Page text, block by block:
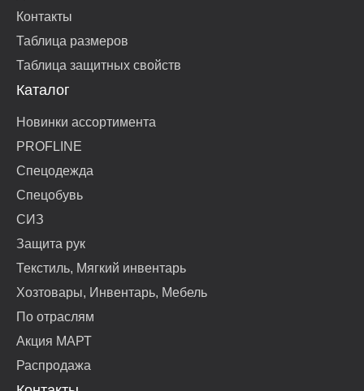
Контакты
Таблица размеров
Таблица защитных свойств
Каталог
Новинки ассортимента
PROFLINE
Спецодежда
Спецобувь
СИЗ
Защита рук
Текстиль, Мягкий инвентарь
Хозтовары, Инвентарь, Мебель
По отраслям
Акция МАРТ
Распродажа